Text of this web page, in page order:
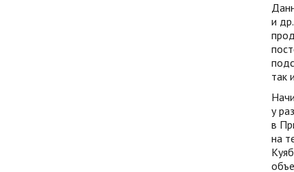
и
так
у
в
на